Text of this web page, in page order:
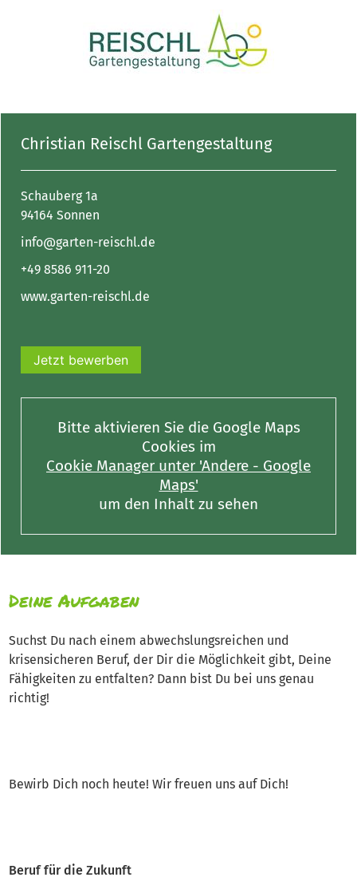
Christian Reischl Gartengestaltung
Schauberg 1a
94164 Sonnen
info@garten-reischl.de
+49 8586 911-20
www.garten-reischl.de
Jetzt bewerben
Bitte aktivieren Sie die Google Maps
Cookies im
Cookie Manager unter 'Andere - Google
Maps'
um den Inhalt zu sehen
Deine Aufgaben
Suchst Du nach einem abwechslungsreichen und
krisensicheren Beruf, der Dir die Möglichkeit gibt, Deine
Fähigkeiten zu entfalten? Dann bist Du bei uns genau
richtig!
Bewirb Dich noch heute! Wir freuen uns auf Dich!
Beruf für die Zukunft